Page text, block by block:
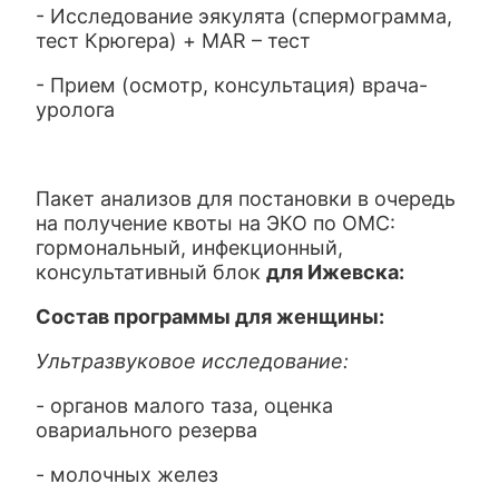
- Исследование эякулята (спермограмма,
тест Крюгера) + MAR – тест
- Прием (осмотр, консультация) врача-
уролога
Пакет анализов для постановки в очередь
на получение квоты на ЭКО по ОМС:
гормональный, инфекционный,
консультативный блокдля Ижевска:
Состав программы для женщины:
Ультразвуковое исследование:
- органов малого таза, оценка
овариального резерва
- молочных желез